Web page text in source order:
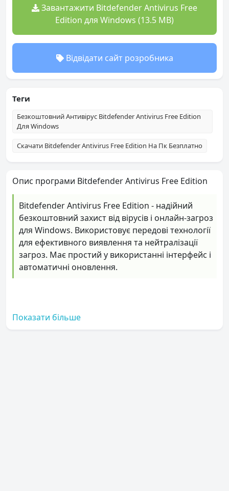
Завантажити Bitdefender Antivirus Free
Edition для Windows (13.5 MB)
Відвідати сайт розробника
Теги
Безкоштовний Антивірус Bitdefender Antivirus Free Edition
Для Windows
Скачати Bitdefender Antivirus Free Edition На Пк Безплатно
Опис програми Bitdefender Antivirus Free Edition
Bitdefender Antivirus Free Edition - надійний
безкоштовний захист від вірусів і онлайн-загроз
для Windows. Використовує передові технології
для ефективного виявлення та нейтралізації
загроз. Має простий у використанні інтерфейс і
автоматичні оновлення.
Показати більше